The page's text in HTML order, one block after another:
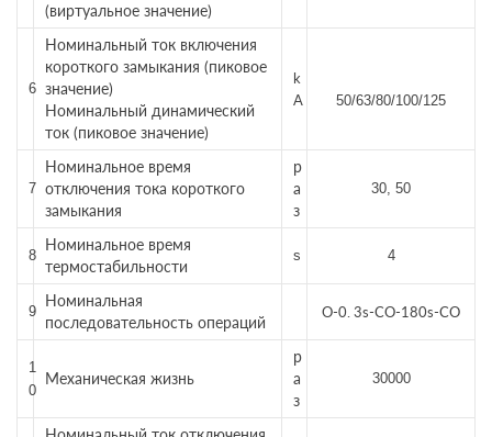
(виртуальное значение)
6
Номинальный ток включения
короткого замыкания (пиковое
значение)
Номинальный динамический
ток (пиковое значение)
k
A
50/63/80/100/125
7
Номинальное время
отключения тока короткого
замыкания
р
а
з
30, 50
8
Номинальное время
термостабильности
s 4
9
Номинальная
последовательность операций
O-0. 3s-CO-180s-CO
1
0
Механическая жизнь
р
а
з
30000